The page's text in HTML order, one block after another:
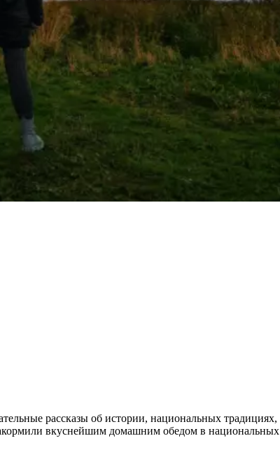
рассказы об истории, национальных
вкуснейшим домашним обедом в